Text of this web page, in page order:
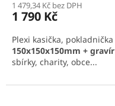
1 479,34 Kč bez DPH
1 790 Kč
Plexi kasička,
150x150x150mm + gravír
sbírky, charity, obce...